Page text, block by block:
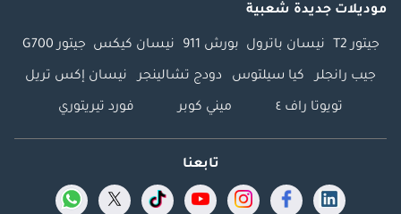
موديلات جديدة شعبية
جيتور T2 نيسان باترول بورش 911 نيسان كيكس جيتور G700
جيب رانجلر كيا سيلتوس دودج تشالينجر نيسان إكس تريل
تويوتا راف ٤ ميني كوبر فورد تيريتوري
تابعنا